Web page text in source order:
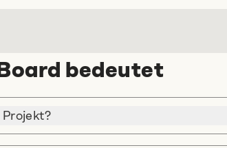
bedeutet